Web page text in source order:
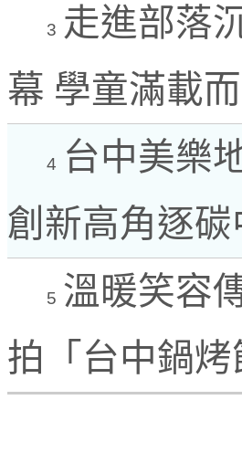
3 走進部落
幕 學童滿載
4 台中美樂
創新高角逐
5 溫暖笑容
拍「台中鍋